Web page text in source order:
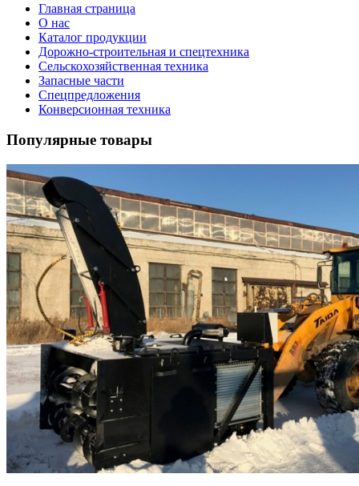
Главная страница
О нас
Каталог продукции
Дорожно-строительная и спецтехника
Сельскохозяйственная техника
Запасные части
Спецпредложения
Конверсионная техника
Популярные товары